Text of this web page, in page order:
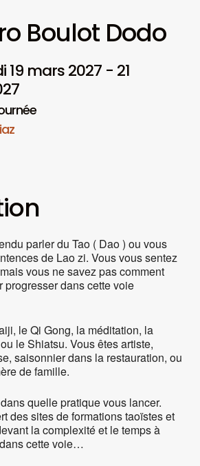
Boulot Dodo
19 mars 2027 - 21
parler du Tao ( Dao ) ou vous
de Lao zi. Vous vous sentez
vous ne savez pas comment
progresser dans cette voie
le Qi Gong, la méditation, la
le Shiatsu. Vous êtes artiste,
saisonnier dans la restauration, ou
de famille.
quelle pratique vous lancer.
des sites de formations taoïstes et
la complexité et le temps à
cette voie…